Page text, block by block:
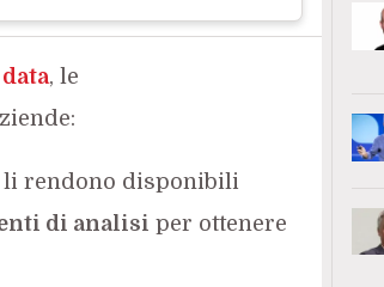
, le
rendono disponibili
di analisi per ottenere